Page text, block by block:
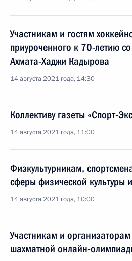
Участникам и гостям
приуроченного к 70-летию
Ахмата-Хаджи Кадырова
14 августа 2021 года, 14:30
Коллективу газеты «Спорт-
14 августа 2021 года, 11:00
Физкультурникам,
сферы физической культуры
14 августа 2021 года, 10:00
Участникам и
шахматной онлайн-